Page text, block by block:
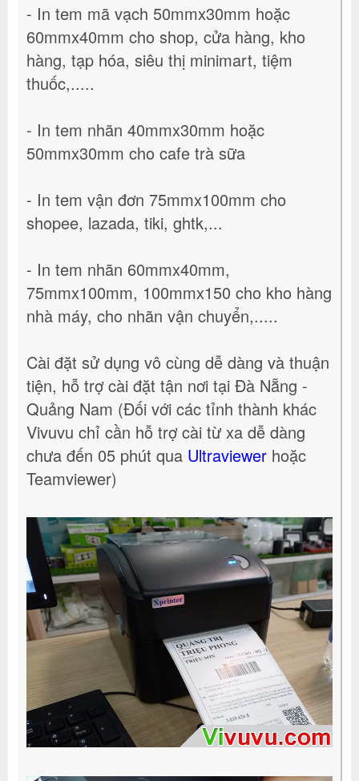
- In tem mã vạch 50mmx30mm hoặc
60mmx40mm cho shop, cửa hàng, kho
hàng, tạp hóa, siêu thị minimart, tiệm
thuốc,.....
- In tem nhãn 40mmx30mm hoặc
50mmx30mm cho cafe trà sữa
- In tem vận đơn 75mmx100mm cho
shopee, lazada, tiki, ghtk,...
- In tem nhãn 60mmx40mm,
75mmx100mm, 100mmx150 cho kho hàng
nhà máy, cho nhãn vận chuyển,.....
Cài đặt sử dụng vô cùng dễ dàng và thuận
tiện, hỗ trợ cài đặt tận nơi tại Đà Nẵng -
Quảng Nam (Đối với các tỉnh thành khác
Vivuvu chỉ cần hỗ trợ cài từ xa dễ dàng
chưa đến 05 phút qua Ultraviewerhoặc
Teamviewer)